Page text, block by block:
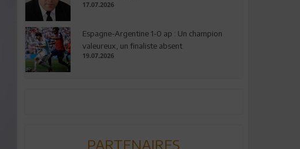
17.07.2026
Espagne-Argentine 1-0 ap : Un champion
valeureux, un finaliste absent
19.07.2026
PARTENAIRES